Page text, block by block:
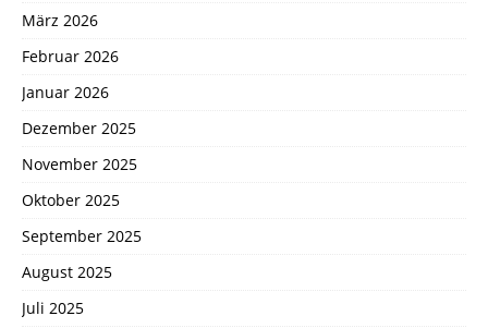
März 2026
Februar 2026
Januar 2026
Dezember 2025
November 2025
Oktober 2025
September 2025
August 2025
Juli 2025